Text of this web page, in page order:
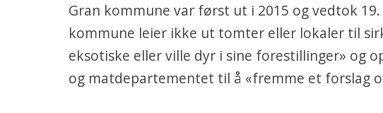
Gran kommune var først ut i 2015 og vedtok
kommune leier ikke ut tomter eller lokaler til
eksotiske eller ville dyr i sine forestillinger» og
og matdepartementet til å «fremme et forslag